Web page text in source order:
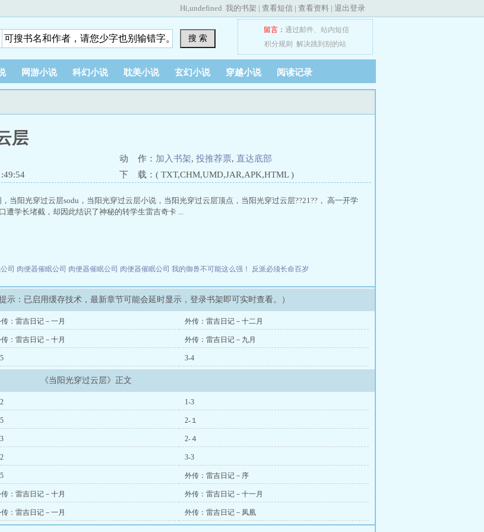
Hi,undefined 我的书架 | 查看短信 | 查看资料 | 退出登录
搜 索
留言： 通过邮件、 站内短信
积分规则
解决跳到别的站
网游小说 科幻小说 耽美小说 玄幻小说 穿越小说 阅读记录
层
动 作： 加入书架, 投推荐票, 直达底部
下 载：( TXT,CHM,UMD,JAR,APK,HTML )
当阳光穿过云层sodu，当阳光穿过云层小说，当阳光穿过云层顶点，当阳光穿过云层??21??， 高一开学
遭学长堵截，却因此结识了神秘的转学生雷吉奇卡 ...
司 肉便器催眠公司 肉便器催眠公司 肉便器催眠公司 我的御兽不可能这么强！ 反派必须长命百岁
提示：已启用缓存技术，最新章节可能会延时显示，登录书架即可实时查看。）
：雷吉日记－一月 外传：雷吉日记－十二月
：雷吉日记－十月 外传：雷吉日记－九月
3-4
《当阳光穿过云层》正文
1-3
2-１
2-４
3-3
外传：雷吉日记－序
：雷吉日记－十月 外传：雷吉日记－十一月
：雷吉日记－一月 外传：雷吉日记－凤凰